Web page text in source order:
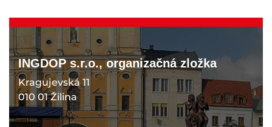
INGDOP s.r.o., organizačná zložka
Kragujevská 11
010 01 Žilina